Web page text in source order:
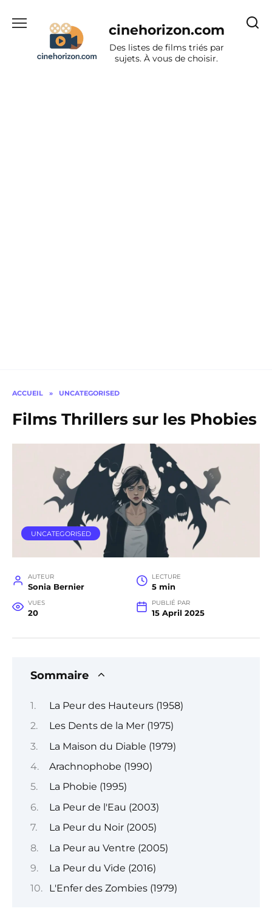
cinehorizon.com
Des listes de films triés par
sujets. À vous de choisir.
ACCUEIL » UNCATEGORISED
Films Thrillers sur les Phobies
UNCATEGORISED
AUTEUR
Sonia Bernier
LECTURE
5 min
VUES
20
PUBLIÉ PAR
15 April 2025
Sommaire
La Peur des Hauteurs (1958)
Les Dents de la Mer (1975)
La Maison du Diable (1979)
Arachnophobe (1990)
La Phobie (1995)
La Peur de l'Eau (2003)
La Peur du Noir (2005)
La Peur au Ventre (2005)
La Peur du Vide (2016)
L'Enfer des Zombies (1979)